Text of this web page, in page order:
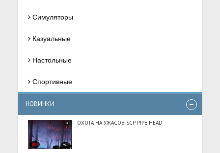
Симуляторы
Казуальные
Настольные
Спортивные
НОВИНКИ
ОХОТА НА УЖАСОВ SCP PIPE HEAD